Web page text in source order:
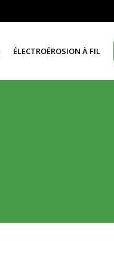
ÉLECTROÉROSION À FIL